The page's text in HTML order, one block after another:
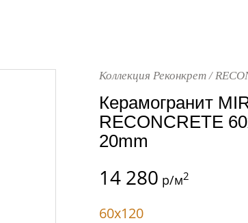
Коллекция Реконкрет /
Керамогранит
RECONCRETE
20mm
14 280 р/м2
60x120